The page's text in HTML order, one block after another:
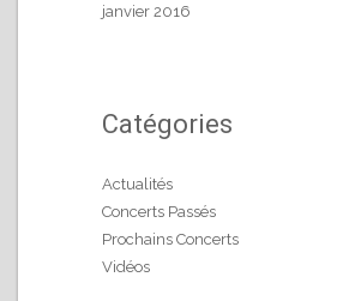
janvier 2016
Catégories
Actualités
Concerts Passés
Prochains Concerts
Vidéos